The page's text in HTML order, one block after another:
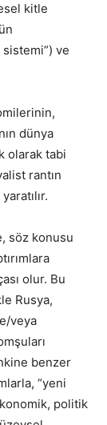
kitle
ve
dünya
olarak tabi
rantın
söz konusu
olur. Bu
Rusya,
veya
benzer
“yeni
politik